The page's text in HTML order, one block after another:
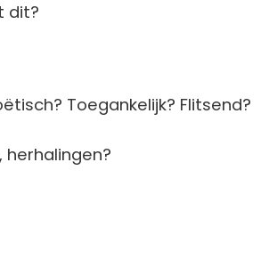
dit?
Toegankelijk? Flitsend?